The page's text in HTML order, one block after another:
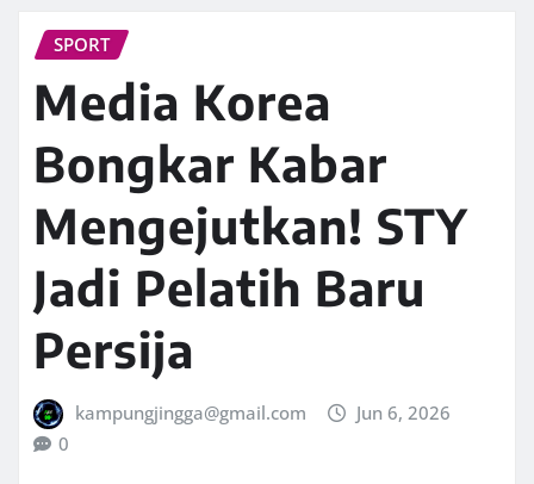
SPORT
Media Korea
Bongkar Kabar
Mengejutkan! STY
Jadi Pelatih Baru
Persija
kampungjingga@gmail.com
Jun 6, 2026
0